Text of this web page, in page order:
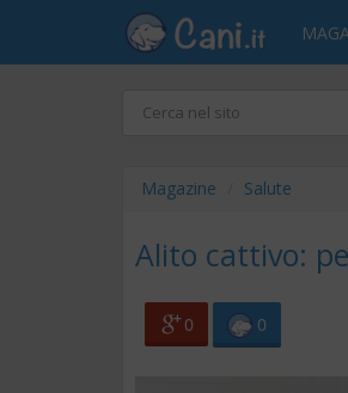
Magazine Salute
Alito cattivo:
0 0